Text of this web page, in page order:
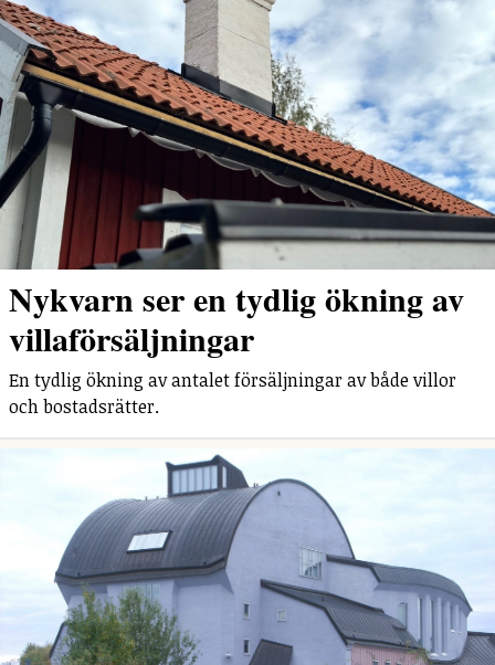
Nykvarn ser en tydlig ökning av
villaförsäljningar
En tydlig ökning av antalet försäljningar av både villor
och bostadsrätter.